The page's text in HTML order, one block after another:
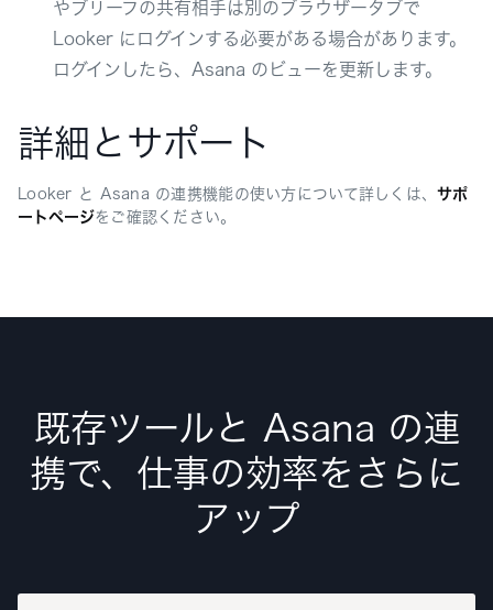
やブリーフの共有相手は別のブラウザータブで
Looker にログインする必要がある場合があります。
ログインしたら、Asana のビューを更新します。
詳細とサポート
Looker と Asana の連携機能の使い方について詳しくは、サポ
ートページをご確認ください。
既存ツールと Asana の連
携で、仕事の効率をさらに
アップ